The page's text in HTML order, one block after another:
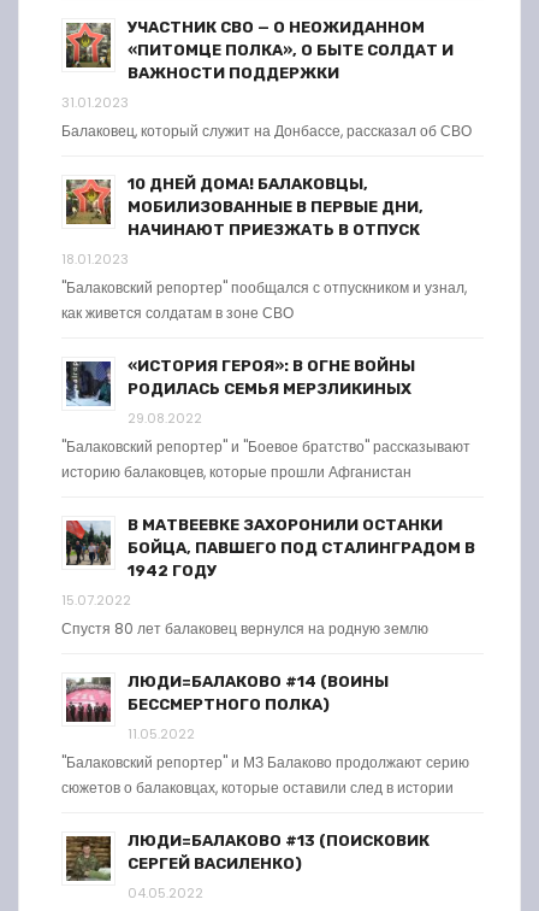
УЧАСТНИК СВО — О НЕОЖИДАННОМ
«ПИТОМЦЕ ПОЛКА», О БЫТЕ СОЛДАТ И
ВАЖНОСТИ ПОДДЕРЖКИ
31.01.2023
Балаковец, который служит на Донбассе, рассказал об СВО
10 ДНЕЙ ДОМА! БАЛАКОВЦЫ,
МОБИЛИЗОВАННЫЕ В ПЕРВЫЕ ДНИ,
НАЧИНАЮТ ПРИЕЗЖАТЬ В ОТПУСК
18.01.2023
"Балаковский репортер" пообщался с отпускником и узнал,
как живется солдатам в зоне СВО
«ИСТОРИЯ ГЕРОЯ»: В ОГНЕ ВОЙНЫ
РОДИЛАСЬ СЕМЬЯ МЕРЗЛИКИНЫХ
29.08.2022
"Балаковский репортер" и "Боевое братство" рассказывают
историю балаковцев, которые прошли Афганистан
В МАТВЕЕВКЕ ЗАХОРОНИЛИ ОСТАНКИ
БОЙЦА, ПАВШЕГО ПОД СТАЛИНГРАДОМ В
1942 ГОДУ
15.07.2022
Спустя 80 лет балаковец вернулся на родную землю
ЛЮДИ=БАЛАКОВО #14 (ВОИНЫ
БЕССМЕРТНОГО ПОЛКА)
11.05.2022
"Балаковский репортер" и МЗ Балаково продолжают серию
сюжетов о балаковцах, которые оставили след в истории
ЛЮДИ=БАЛАКОВО #13 (ПОИСКОВИК
СЕРГЕЙ ВАСИЛЕНКО)
04.05.2022